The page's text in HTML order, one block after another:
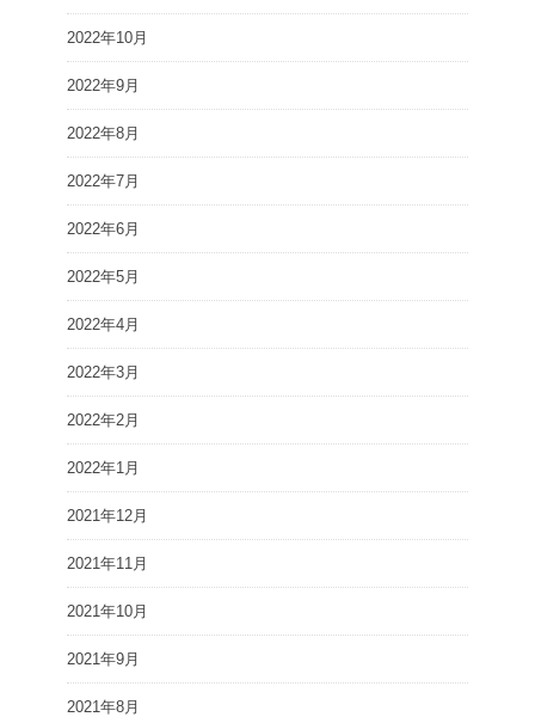
2022年10月
2022年9月
2022年8月
2022年7月
2022年6月
2022年5月
2022年4月
2022年3月
2022年2月
2022年1月
2021年12月
2021年11月
2021年10月
2021年9月
2021年8月